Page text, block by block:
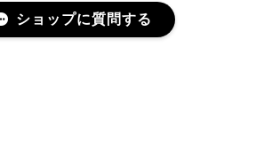
10/03
ショップに質問する